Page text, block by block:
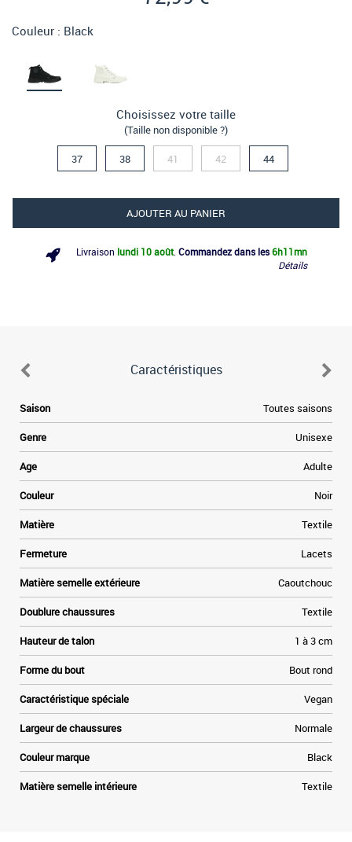
Couleur : Black
Choisissez votre taille
(Taille non disponible ?)
37 38 41 42 44
AJOUTER AU PANIER
Livraison lundi 10 août. Commandez dans les 6h11mn
Détails
Caractéristiques
Saison Toutes saisons
Genre Unisexe
Age Adulte
Couleur Noir
Matière Textile
Fermeture Lacets
Matière semelle extérieure Caoutchouc
Doublure chaussures Textile
Hauteur de talon 1 à 3 cm
Forme du bout Bout rond
Caractéristique spéciale Vegan
Largeur de chaussures Normale
Couleur marque Black
Matière semelle intérieure Textile